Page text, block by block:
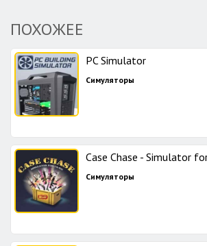
ПОХОЖЕЕ
PC Simulator
Симуляторы
Case Chase - Simulator
Симуляторы